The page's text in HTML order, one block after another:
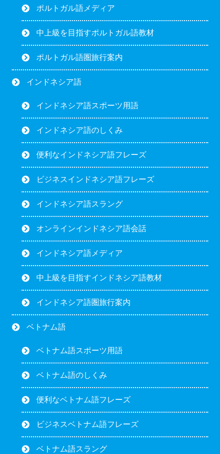
ポルトガル語メディア
中上級を目指すポルトガル語教材
ポルトガル語圏旅行案内
インドネシア語
インドネシア語スポーツ用語
インドネシア語のしくみ
便利なインドネシア語フレーズ
ビジネスインドネシア語フレーズ
インドネシア語スラング
オンラインインドネシア語会話
インドネシア語メディア
中上級を目指すインドネシア語教材
インドネシア語圏旅行案内
ベトナム語
ベトナム語スポーツ用語
ベトナム語のしくみ
便利なベトナム語フレーズ
ビジネスベトナム語フレーズ
ベトナム語スラング